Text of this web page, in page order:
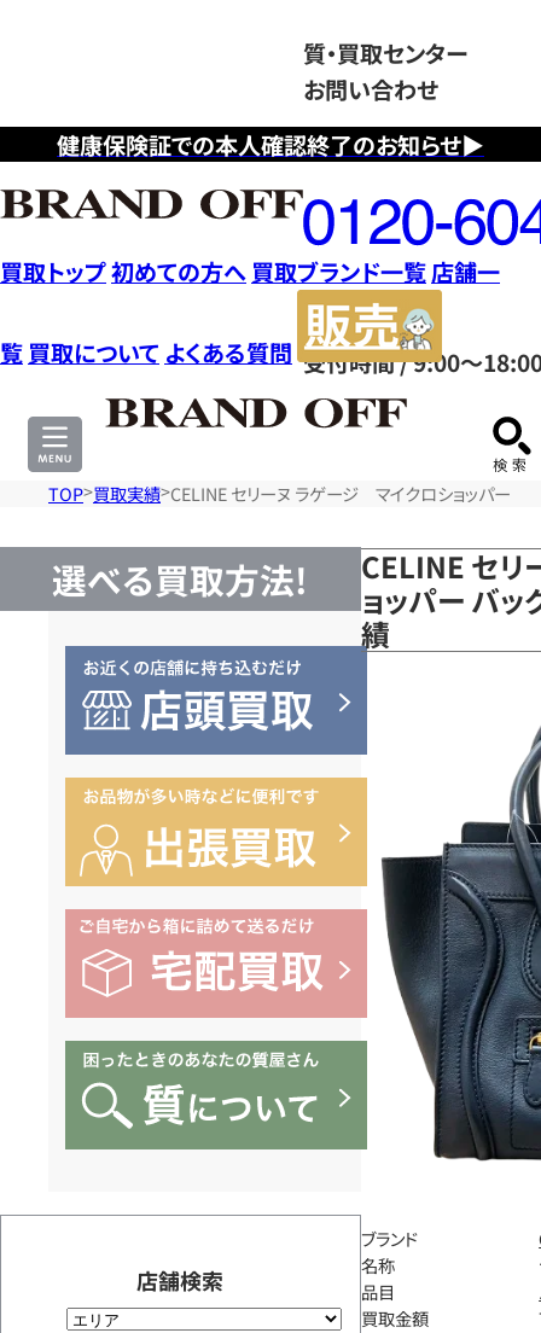
健康保険証での本人確認終了のお知らせ▶
質・買取センター
お問い合わせ
フ
リ
ー
ダ
イ
ヤ
ル
0120604117
受付時間 / 9:00～
買取トップ初めての方へ 買取ブランド一覧店舗一
覧 買取について よくある質問
サ
TOP 買取実績 CELINE セリーヌ ラゲージ マイクロショッパー バ
選べる買取方法!
店舗検索
CELINE セリ
ョッパー バ
績
ブランド
名称
品目
買取金額